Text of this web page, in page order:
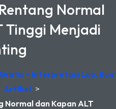
Normal
Tinggi Menjadi
– Interpretasi Lab,
Artikel >
Normal dan Kapan ALT